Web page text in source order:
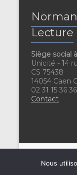
Lecture
Siège social
Unicité - 14
CS 75438
14054 Caen
02 31 15 36 36
Contact
Nous